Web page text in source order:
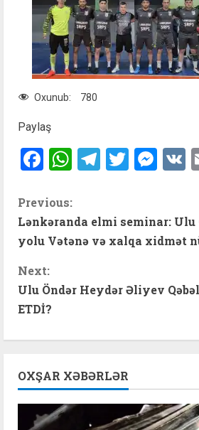
Oxunub: 780
Paylaş
Facebook
WhatsApp
Telegram
Twitter
C
o
n
t
u
Previous:
Lənkəranda elmi seminar: Ulu
yolu Vətənə və xalqa xidmət
Next:
Ulu Öndər Heydər Əliyev
ETDİ?
OXŞAR XƏBƏRLƏR